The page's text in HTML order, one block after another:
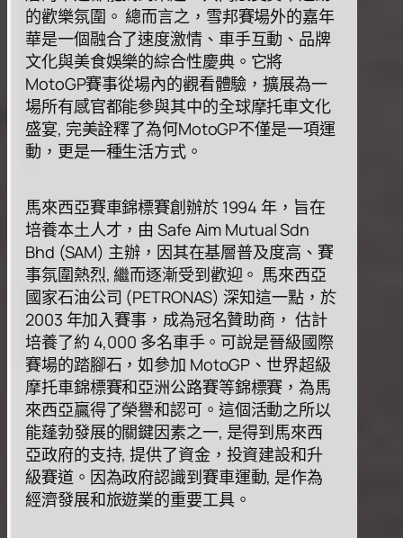
的歡樂氛圍。 總⽽⾔之，雪邦賽場外的嘉年
華是⼀個融合了速度激情、⾞⼿互動、品牌
⽂化與美⻝娛樂的綜合性慶典。它將
MotoGP賽事從場內的觀看體驗，擴展為⼀
場所有感官都能參與其中的全球摩托⾞⽂化
盛宴, 完美詮釋了為何MotoGP不僅是⼀項運
動，更是⼀種⽣活⽅式。
⾺來西亞賽⾞錦標賽創辦於 1994 年，旨在
培養本⼟⼈才，由 Safe Aim Mutual Sdn
Bhd (SAM) 主辦，因其在基層普及度⾼、賽
事氛圍熱烈, 繼⽽逐漸受到歡迎。 ⾺來西亞
國家⽯油公司 (PETRONAS) 深知這⼀點，於
2003 年加⼊賽事，成為冠名贊助商， 估計
培養了約 4,000 多名⾞⼿。可說是晉級國際
賽場的踏腳⽯，如參加 MotoGP、世界超級
摩托⾞錦標賽和亞洲公路賽等錦標賽，為⾺
來西亞贏得了榮譽和認可。這個活動之所以
能蓬勃發展的關鍵因素之⼀, 是得到⾺來西
亞政府的⽀持, 提供了資⾦，投資建設和升
級賽道。因為政府認識到賽⾞運動, 是作為
經濟發展和旅遊業的重要⼯具。